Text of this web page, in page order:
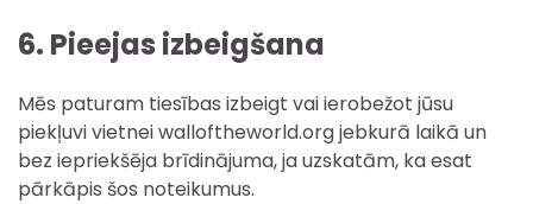
6. Pieejas izbeigšana
Mēs paturam tiesības izbeigt vai ierobežot jūsu
piekļuvi vietnei walloftheworld.org jebkurā laikā un
bez iepriekšēja brīdinājuma, ja uzskatām, ka esat
pārkāpis šos noteikumus.